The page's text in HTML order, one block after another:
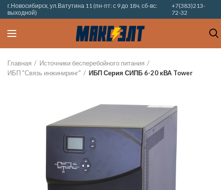
г.Новосибирск, ул.Ватутина 11 (пн-пт: с 9 до 18ч, сб-вс:
выходной)
+7(383)213-
72-32
Главная
Источники бесперебойного питания
ИБП "Связь инжиниринг"
ИБП Серия СИПБ 6-20 кВА Tower